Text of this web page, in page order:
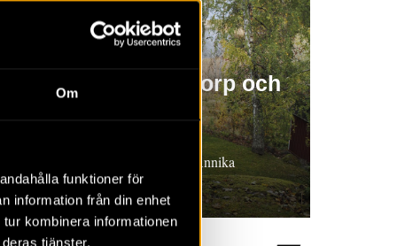
Om
funktioner för
information från din enhet
kombinera informationen
tjänster.
RAPPORT 2017:160
Trädgårdslund – torp och
torplämningar
förundersökning, Östergötland. Annika
Helander